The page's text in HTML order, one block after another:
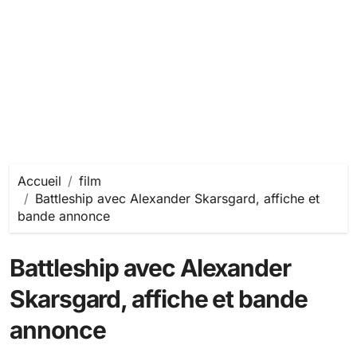
Accueil
film
Battleship avec Alexander Skarsgard, affiche et
bande annonce
Battleship avec Alexander
Skarsgard, affiche et bande
annonce